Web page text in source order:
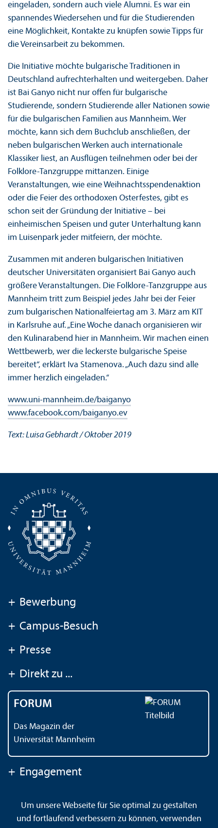
eingeladen, sondern auch viele Alumni. Es war ein
spannendes Wiedersehen und für die Studierenden
eine Möglichkeit, Kontakte zu knüpfen sowie Tipps für
die Vereinsarbeit zu bekommen.
Die Initiative möchte bulgarische Traditionen in
Deutschland aufrechterhalten und weitergeben. Daher
ist Bai Ganyo nicht nur offen für bulgarische
Studierende, sondern Studierende aller Nationen sowie
für die bulgarischen Familien aus Mannheim. Wer
möchte, kann sich dem Buchclub anschließen, der
neben bulgarischen Werken auch internationale
Klassiker liest, an Ausflügen teilnehmen oder bei der
Folklore-Tanz­gruppe mittanzen. Einige
Veranstaltungen, wie eine Weihnachtsspendenaktion
oder die Feier des orthodoxen Osterfestes, gibt es
schon seit der Gründung der Initiative – bei
einheimischen Speisen und guter Unter­haltung kann
im Luisenpark jeder mitfeiern, der möchte.
Zusammen mit anderen bulgarischen Initiativen
deutscher Universitäten organisiert Bai Ganyo auch
größere Veranstaltungen. Die Folklore-Tanz­gruppe aus
Mannheim tritt zum Beispiel jedes Jahr bei der Feier
zum bulgarischen Nationalfeiertag am 3. März am KIT
in Karlsruhe auf. „Eine Woche danach organisieren wir
den Kulinarabend hier in Mannheim. Wir machen einen
Wettbewerb, wer die leckerste bulgarische Speise
bereitet“, erklärt Iva Stamenova. „Auch dazu sind alle
immer herzlich eingeladen.“
www.uni-mannheim.de/baiganyo
www.facebook.com/baiganyo.ev
Text: Luisa Gebhardt / Oktober 2019
+ Bewerbung
+ Campus-Besuch
+ Presse
+ Direkt zu ...
FORUM
Das Magazin der
Universität Mannheim
+ Engagement
Kontakt Impressum Datenschutz
Barrierefreiheit
Gebärdensprache
Leichte Sprache Sitemap
Um unsere Webseite für Sie optimal zu gestalten
und fortlaufend verbessern zu können, verwenden